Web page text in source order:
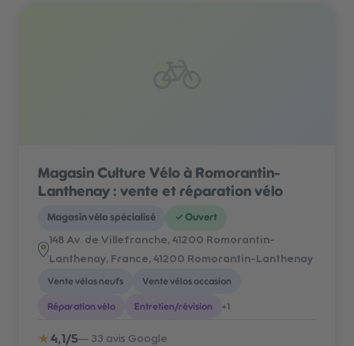
Magasin Culture Vélo à Romorantin-
Lanthenay : vente et réparation vélo
Magasin vélo spécialisé ✓ Ouvert
148 Av. de Villefranche, 41200 Romorantin-
Lanthenay, France, 41200 Romorantin-Lanthenay
Vente vélos neufs Vente vélos occasion
Réparation vélo Entretien/révision +1
★4,1 /5— 33 avis Google